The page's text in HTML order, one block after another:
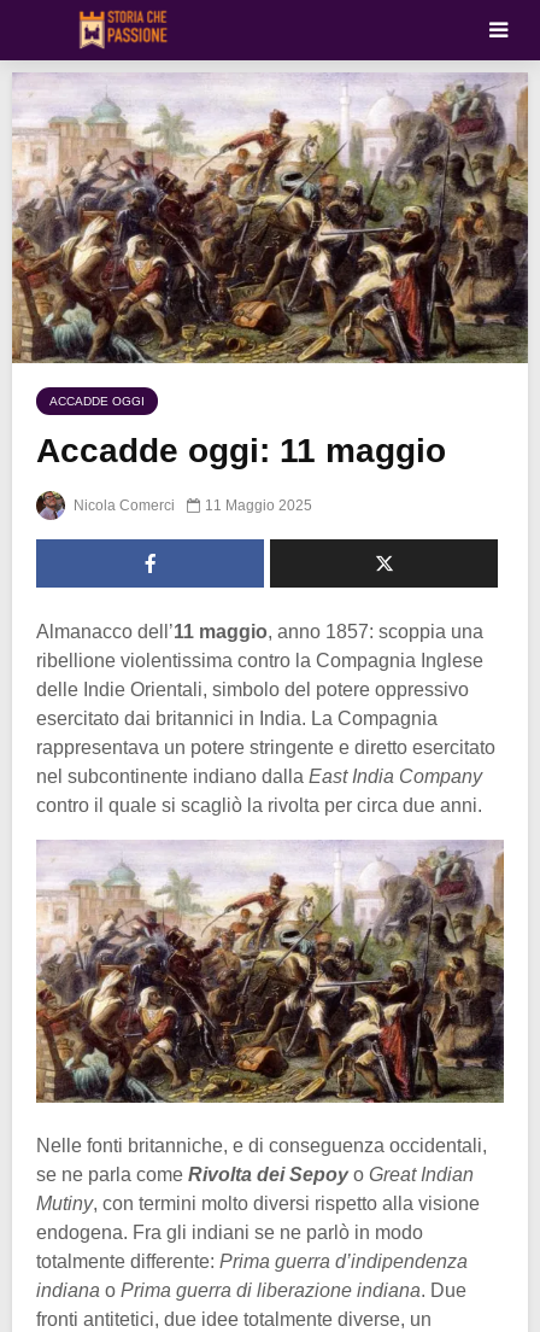
ACCADDE OGGI
Accadde oggi: 11 maggio
Nicola Comerci 11 Maggio 2025
Almanacco dell’11 maggio, anno 1857: scoppia una
ribellione violentissima contro la Compagnia Inglese
delle Indie Orientali, simbolo del potere oppressivo
esercitato dai britannici in India. La Compagnia
rappresentava un potere stringente e diretto esercitato
nel subcontinente indiano dalla East India Company
contro il quale si scagliò la rivolta per circa due anni.
Nelle fonti britanniche, e di conseguenza occidentali,
se ne parla come Rivolta dei Sepoyo Great Indian
Mutiny, con termini molto diversi rispetto alla visione
endogena. Fra gli indiani se ne parlò in modo
totalmente differente: Prima guerra d’indipendenza
indiana o Prima guerra di liberazione indiana. Due
fronti antitetici, due idee totalmente diverse, un